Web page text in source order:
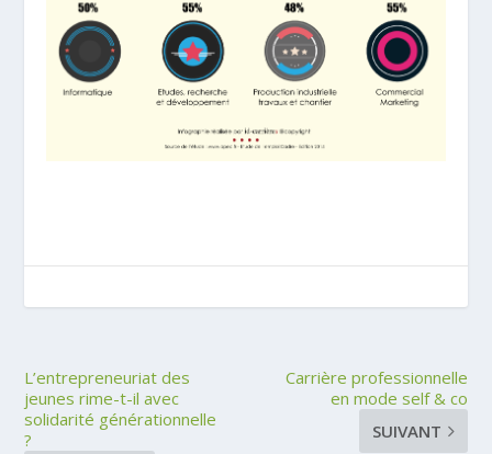
L’entrepreneuriat des
jeunes rime-t-il avec
solidarité générationnelle
?
Carrière professionnelle
en mode self & co
SUIVANT